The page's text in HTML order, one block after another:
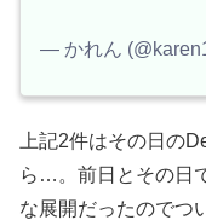
— かれん
上記2件はその日の
ら…。前日とその日
な展開だったのでつ